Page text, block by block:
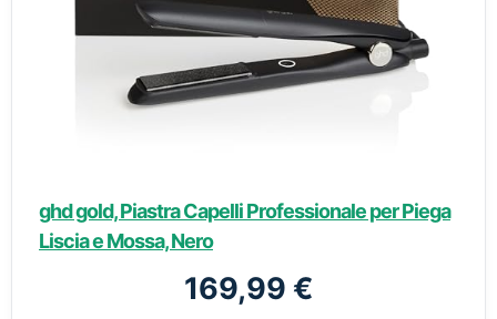
ghd gold, Piastra Capelli Professionale per Piega
Liscia e Mossa, Nero
169,99 €